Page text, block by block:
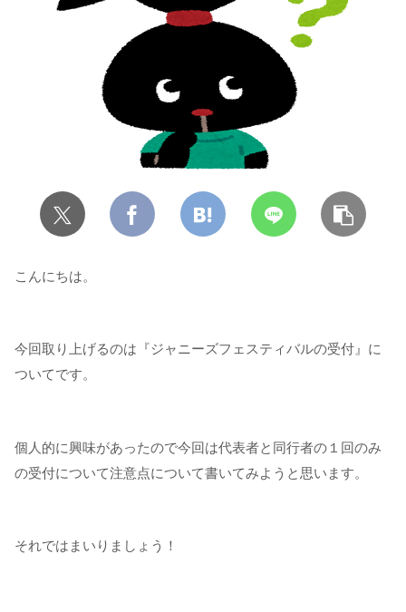
こんにちは。
今回取り上げるのは『ジャニーズフェスティバルの受付』に
ついてです。
個人的に興味があったので今回は代表者と同行者の１回のみ
の受付について注意点について書いてみようと思います。
それではまいりましょう！